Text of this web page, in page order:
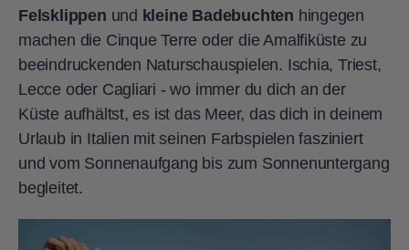
Felsklippen und kleine Badebuchten hingegen
machen die Cinque Terre oder die Amalfiküste zu
beeindruckenden Naturschauspielen. Ischia, Triest,
Lecce oder Cagliari - wo immer du dich an der
Küste aufhältst, es ist das Meer, das dich in deinem
Urlaub in Italien mit seinen Farbspielen fasziniert
und vom Sonnenaufgang bis zum Sonnenuntergang
begleitet.